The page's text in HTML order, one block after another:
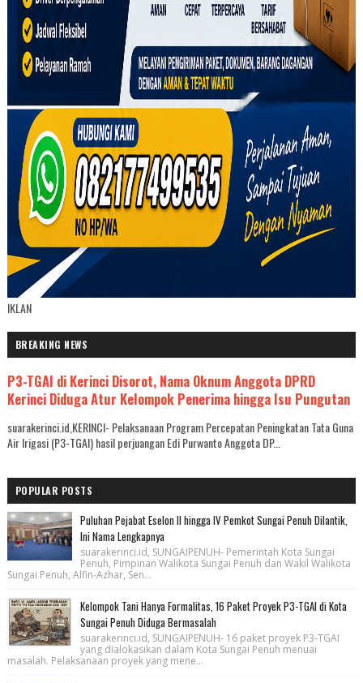
IKLAN
BREAKING NEWS
P3-TGAI di Kerinci Disorot, Nama Oknum Anggota DPRD
Kerinci Diduga Atur Kelompok Penerima hingga Isu Pungutan
suarakerinci.id,KERINCI- Pelaksanaan Program Percepatan Peningkatan Tata Guna
Air Irigasi (P3-TGAI) hasil perjuangan Edi Purwanto Anggota DP...
POPULAR POSTS
Puluhan Pejabat Eselon II hingga IV Pemkot Sungai Penuh Dilantik,
Ini Nama Lengkapnya
suarakerinci.id, SUNGAIPENUH- Pemerintah Kota Sungai
Penuh, Pimpinan Walikota Sungai Penuh dan Wakil Walikota
Sungai Penuh, Alfin-Azhar, Sen...
Kelompok Tani Hanya Formalitas, 16 Paket Proyek P3-TGAI di Kota
Sungai Penuh Diduga Bermasalah
suarakerinci.id, SUNGAIPENUH- 16 paket proyek P3-TGAI
yang dialokasikan dalam Kota Sungai Penuh menuai
masalah. Pelaksanaan proyek yang mene...